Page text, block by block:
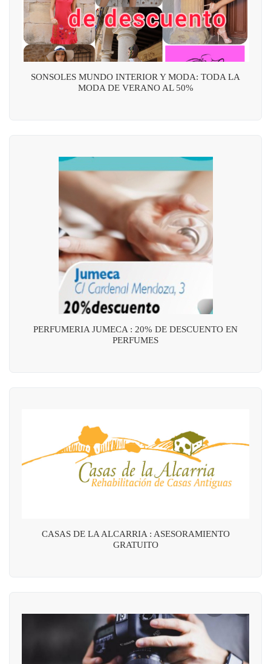
SONSOLES MUNDO INTERIOR Y MODA: TODA LA
MODA DE VERANO AL 50%
PERFUMERIA JUMECA : 20% DE DESCUENTO EN
PERFUMES
CASAS DE LA ALCARRIA : ASESORAMIENTO
GRATUITO